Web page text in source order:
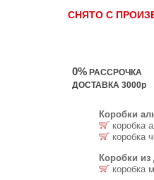
СНЯТО С
0% РАССРОЧКА
ДОСТАВКА 3000р
Коробки
коробка
коробка
Коробки из
коробка